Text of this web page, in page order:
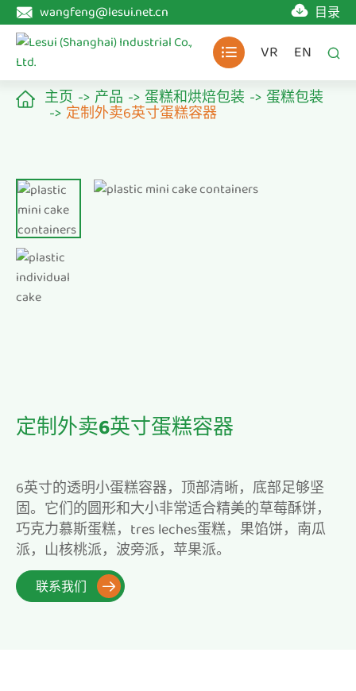
 wangfeng@lesui.net.cn  目录
 VR EN 
 主页 产品 蛋糕和烘焙包装 蛋糕包装
定制外卖6英寸蛋糕容器
定制外卖6英寸蛋糕容器
6英寸的透明小蛋糕容器，顶部清晰，底部足够坚
固。它们的圆形和大小非常适合精美的草莓酥饼，
巧克力慕斯蛋糕，tres leches蛋糕，果馅饼，南瓜
派，山核桃派，波旁派，苹果派。
联系我们 